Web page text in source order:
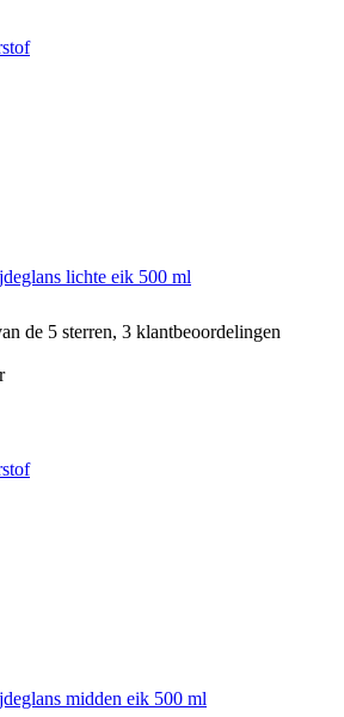
lichte eik 500 ml
de 5 sterren, 3 klantbeoordelingen
midden eik 500 ml